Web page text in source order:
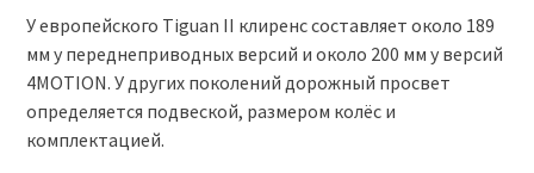
У европейского Tiguan II клиренс составляет около 189
мм у переднеприводных версий и около 200 мм у версий
4MOTION. У других поколений дорожный просвет
определяется подвеской, размером колёс и
комплектацией.